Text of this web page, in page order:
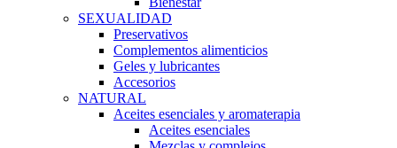
SEXUALIDAD
Preservativos
Complementos alimenticios
Geles y lubricantes
Accesorios
NATURAL
Aceites esenciales y aromaterapia
Aceites esenciales